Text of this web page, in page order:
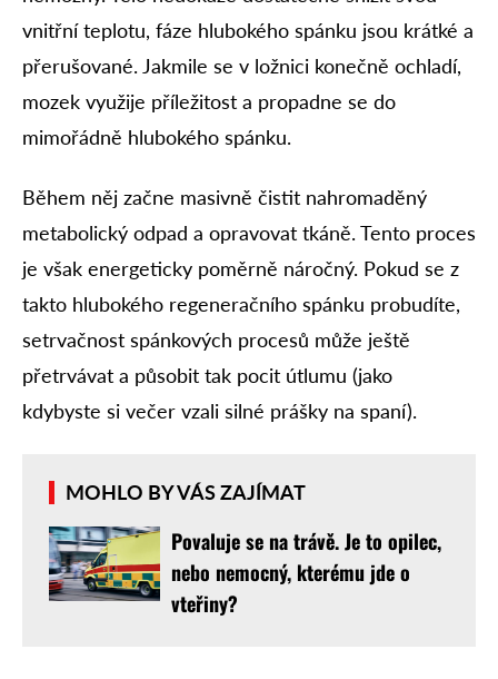
vnitřní teplotu, fáze hlubokého spánku jsou krátké a
přerušované. Jakmile se v ložnici konečně ochladí,
mozek využije příležitost a propadne se do
mimořádně hlubokého spánku.
Během něj začne masivně čistit nahromaděný
metabolický odpad a opravovat tkáně. Tento proces
je však energeticky poměrně náročný. Pokud se z
takto hlubokého regeneračního spánku probudíte,
setrvačnost spánkových procesů může ještě
přetrvávat a působit tak pocit útlumu (jako
kdybyste si večer vzali silné prášky na spaní).
MOHLO BY VÁS ZAJÍMAT
Povaluje se na trávě. Je to opilec,
nebo nemocný, kterému jde o
vteřiny?